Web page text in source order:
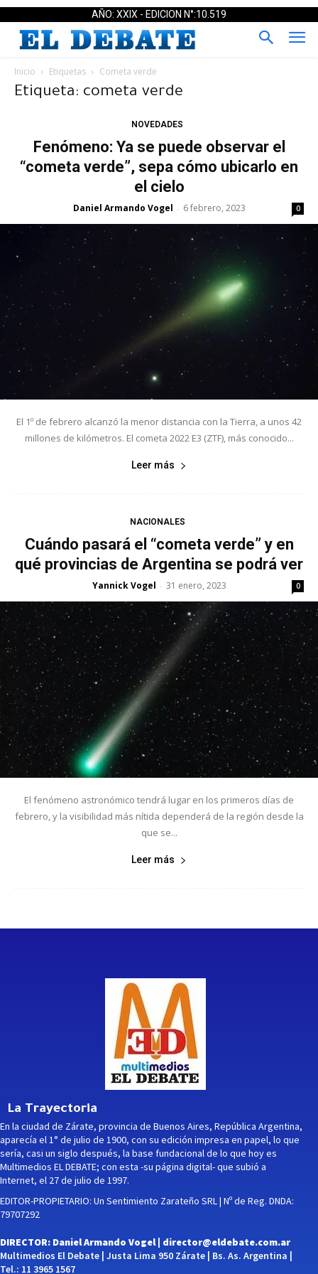
AÑO: XXIX - EDICION N°:10.519
Inicio Etiquetas Cometa verde
Etiqueta: cometa verde
NOVEDADES
Fenómeno: Ya se puede observar el
“cometa verde”, sepa cómo ubicarlo en
el cielo
Daniel Armando Vogel - 6 febrero, 2023 0
El 1º de febrero alcanzó la menor distancia con la Tierra, a unos 42
millones de kilómetros. El cometa 2022 E3 (ZTF), más conocido...
Leer más
NACIONALES
Cuándo pasará el “cometa verde” y en
qué provincias de Argentina se podrá ver
Yannick Vogel - 31 enero, 2023 0
El fenómeno astronómico tendrá lugar en los primeros días de
febrero, y la visibilidad más nítida dependerá de la región desde la
que se...
Leer más
La Trayectoria
En la ciudad de Zárate, provincia de Buenos Aires, República Argentina,
aparecía el 1° de julio de 1900, con su edición impresa en papel, lo que
sería, casi un siglo después, la base fundacional de lo que hoy es
Multimedios EL DEBATE; con esta -su página digital- que subió a
Internet, el 27 de julio de 1997.
EDITOR-PROPIETARIO: Un Sentimiento Zarateño SRL | Nº de Reg. DNDA:
79707292
DIRECTOR: Daniel Armando Vogel | director@eldebate.com.ar
Multimedios El Debate | Justa Lima 950 Zárate | Bs. As. Argentina |
Tel.: 11 3965 1567